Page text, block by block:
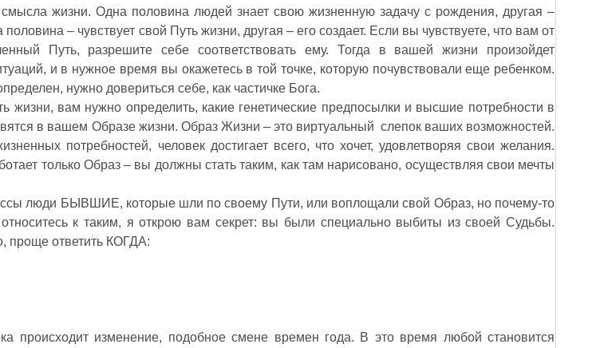
жизни. Одна половина людей знает свою жизненную задачу с рождения, другая –
– чувствует свой Путь жизни, другая – его создает. Если вы чувствуете, что вам от
Путь, разрешите себе соответствовать ему. Тогда в вашей жизни произойдет
и в нужное время вы окажетесь в той точке, которую почувствовали еще ребенком.
нужно довериться себе, как частичке Бога.
жизни, вам нужно определить, какие генетические предпосылки и высшие потребности в
в вашем Образе жизни. Образ Жизни – это виртуальный слепок ваших возможностей.
потребностей, человек достигает всего, что хочет, удовлетворяя свои желания.
только Образ – вы должны стать таким, как там нарисовано, осуществляя свои мечты
люди БЫВШИЕ, которые шли по своему Пути, или воплощали свой Образ, но почему-то
к таким, я открою вам секрет: вы были специально выбиты из своей Судьбы.
проще ответить КОГДА:
происходит изменение, подобное смене времен года. В это время любой становится